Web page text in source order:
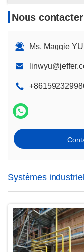
Nous contacter
Ms. Maggie YU
Systèmes